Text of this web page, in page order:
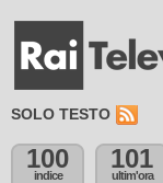
SOLO TESTO
100
indice
101
ultim'ora